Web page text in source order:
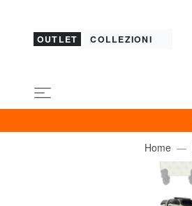
OUTLET COLLEZIONI
Home